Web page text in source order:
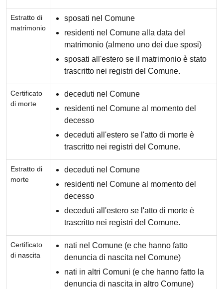
Estratto di
matrimonio
sposati nel Comune
residenti nel Comune alla data del
matrimonio (almeno uno dei due sposi)
sposati all'estero se il matrimonio è stato
trascritto nei registri del Comune.
Certificato
di morte
deceduti nel Comune
residenti nel Comune al momento del
decesso
deceduti all'estero se l'atto di morte è
trascritto nei registri del Comune.
Estratto di
morte
deceduti nel Comune
residenti nel Comune al momento del
decesso
deceduti all'estero se l'atto di morte è
trascritto nei registri del Comune.
Certificato
di nascita
nati nel Comune (e che hanno fatto
denuncia di nascita nel Comune)
nati in altri Comuni (e che hanno fatto la
denuncia di nascita in altro Comune)